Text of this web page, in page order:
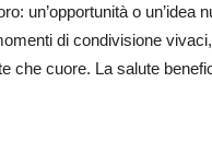
un’opportunità o
di condivisione
che cuore. La salute